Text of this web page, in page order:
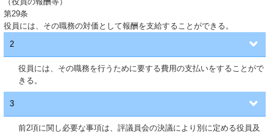
第29条
役員には、その職務の対価として報酬を支給することができる。
2
役員には、その職務を行うために要する費用の支払いをすることがで
きる。
3
前2項に関し必要な事項は、評議員会の決議により別に定める役員及